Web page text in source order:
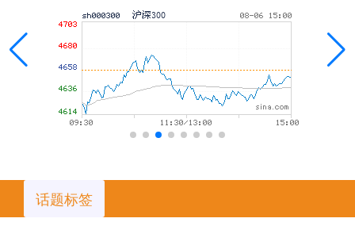
话题标签